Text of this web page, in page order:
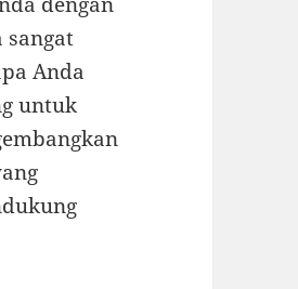
sangat
Anda
untuk